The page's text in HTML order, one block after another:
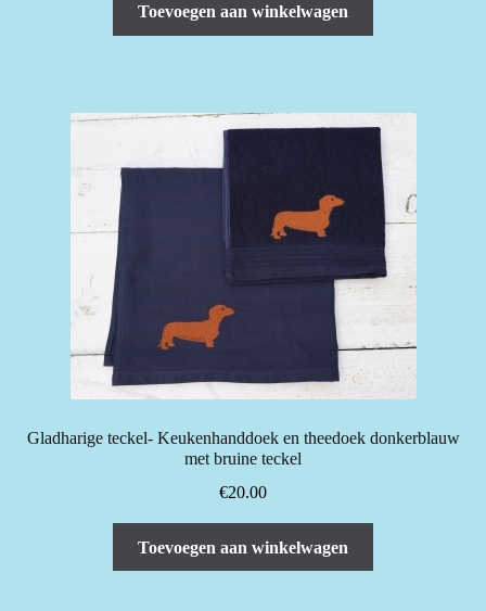
Toevoegen aan winkelwagen
Gladharige teckel- Keukenhanddoek en theedoek donkerblauw
met bruine teckel
€20.00
Toevoegen aan winkelwagen